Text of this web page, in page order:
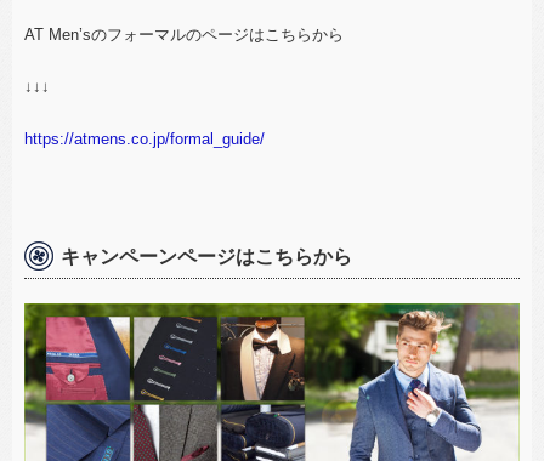
AT Men’sのフォーマルのページはこちらから
↓↓↓
https://atmens.co.jp/formal_guide/
キャンペーンページはこちらから